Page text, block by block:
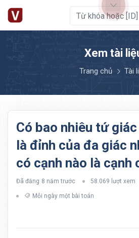
Xem tài
Trang chủ Tài
Có bao nhiêu tứ
là đỉnh của đa giác
có cạnh nào là cạnh
Đã đăng 8 năm trước 58.069 lượt xem
Mỗi ngày một bài toán